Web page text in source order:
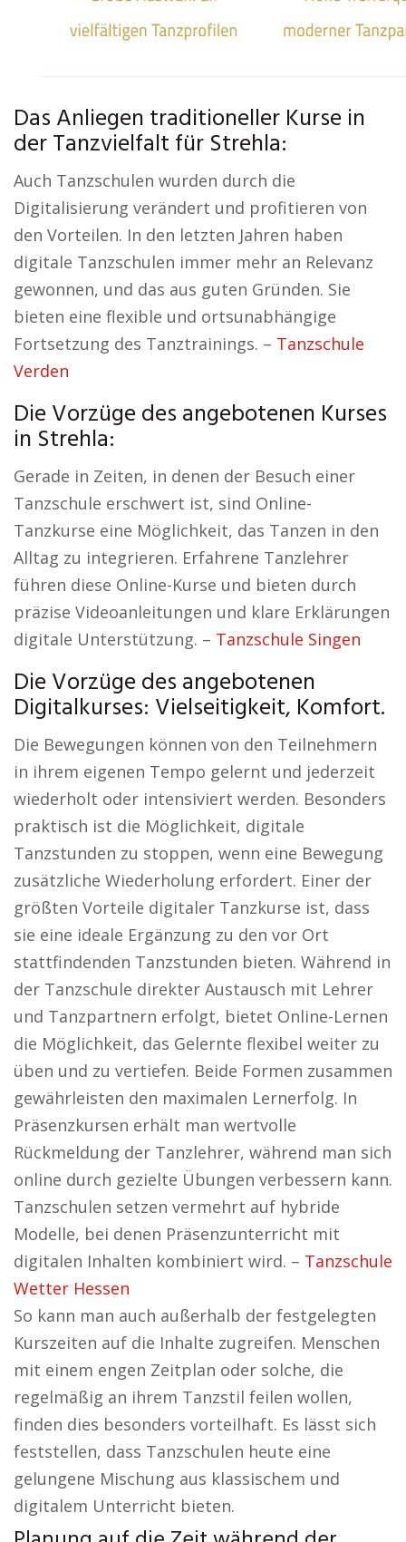
Das Anliegen traditioneller Kurse in
der Tanzvielfalt für Strehla:
Auch Tanzschulen wurden durch die
Digitalisierung verändert und profitieren von
den Vorteilen. In den letzten Jahren haben
digitale Tanzschulen immer mehr an Relevanz
gewonnen, und das aus guten Gründen. Sie
bieten eine flexible und ortsunabhängige
Fortsetzung des Tanztrainings. – Tanzschule
Verden
Die Vorzüge des angebotenen Kurses
in Strehla:
Gerade in Zeiten, in denen der Besuch einer
Tanzschule erschwert ist, sind Online-
Tanzkurse eine Möglichkeit, das Tanzen in den
Alltag zu integrieren. Erfahrene Tanzlehrer
führen diese Online-Kurse und bieten durch
präzise Videoanleitungen und klare Erklärungen
digitale Unterstützung. – Tanzschule Singen
Die Vorzüge des angebotenen
Digitalkurses: Vielseitigkeit, Komfort.
Die Bewegungen können von den Teilnehmern
in ihrem eigenen Tempo gelernt und jederzeit
wiederholt oder intensiviert werden. Besonders
praktisch ist die Möglichkeit, digitale
Tanzstunden zu stoppen, wenn eine Bewegung
zusätzliche Wiederholung erfordert. Einer der
größten Vorteile digitaler Tanzkurse ist, dass
sie eine ideale Ergänzung zu den vor Ort
stattfindenden Tanzstunden bieten. Während in
der Tanzschule direkter Austausch mit Lehrer
und Tanzpartnern erfolgt, bietet Online-Lernen
die Möglichkeit, das Gelernte flexibel weiter zu
üben und zu vertiefen. Beide Formen zusammen
gewährleisten den maximalen Lernerfolg. In
Präsenzkursen erhält man wertvolle
Rückmeldung der Tanzlehrer, während man sich
online durch gezielte Übungen verbessern kann.
Tanzschulen setzen vermehrt auf hybride
Modelle, bei denen Präsenzunterricht mit
digitalen Inhalten kombiniert wird. – Tanzschule
Wetter Hessen
So kann man auch außerhalb der festgelegten
Kurszeiten auf die Inhalte zugreifen. Menschen
mit einem engen Zeitplan oder solche, die
regelmäßig an ihrem Tanzstil feilen wollen,
finden dies besonders vorteilhaft. Es lässt sich
feststellen, dass Tanzschulen heute eine
gelungene Mischung aus klassischem und
digitalem Unterricht bieten.